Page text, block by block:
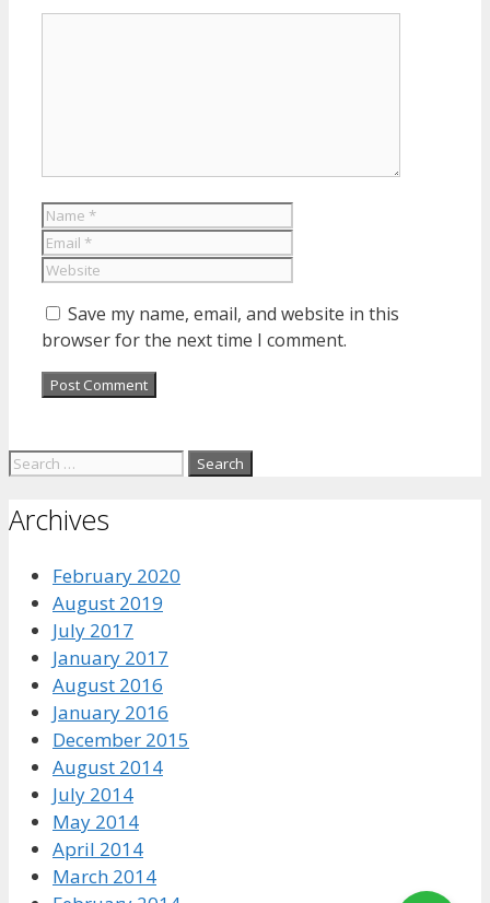
Save my name, email, and website in this
browser for the next time I comment.
Archives
February 2020
August 2019
July 2017
January 2017
August 2016
January 2016
December 2015
August 2014
July 2014
May 2014
April 2014
March 2014